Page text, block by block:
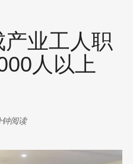
业工人职
人以上
钟阅读